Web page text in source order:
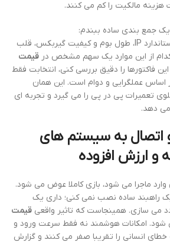
هزینه مالکیت را کم می کنند.
یک جمع بندی ساده ببندم:
نوع موتور، جنس بدنه، استاندارد IP، طول بوم و کیفیت گیربکس، قلب
از این موارد یک سهم مشخص در قیمت
فاکتورها را دقیق بررسی کنی، انتخابت فقط
عملگرایی و دوام است. این همان
تعمیرات پی در پی را می گیرد و تجربه ای
دهد.
به سیستم های
و ارزش افزوده
ماجرا می شود، بازی کاملا عوض می شود.
راهبند ساده نصب نمی کنی؛ داری یک
می سازی. همینجاست که تاثیر واقعی قیمت
امکانات هوشمند نه فقط سرعت ورود و
خطای انسانی را تقریبا صفر می کنند و گزارش